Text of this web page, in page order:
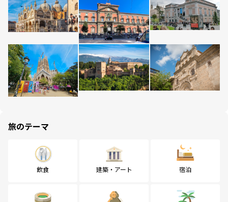
旅のテーマ
飲食 建築・アート 宿泊